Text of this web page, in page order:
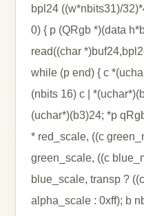
bpl24 ((w*nbits31)/
0) { p (QRgb *)(data
read((char
while (p end) { c
(nbits 16) c |
(uchar*)(b3)24; *p
* red_scale, ((c
green_scale, ((c
blue_scale, transp ?
alpha_scale : 0xff); b